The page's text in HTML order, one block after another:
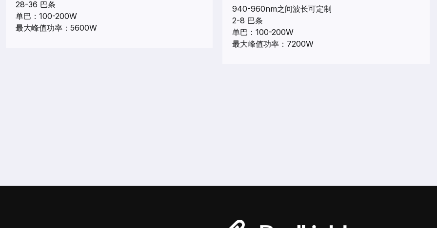
28-36 巴条
单巴：100-200W
最大峰值功率：5600W
940-960nm之间波长可定制
2-8 巴条
单巴：100-200W
最大峰值功率：7200W